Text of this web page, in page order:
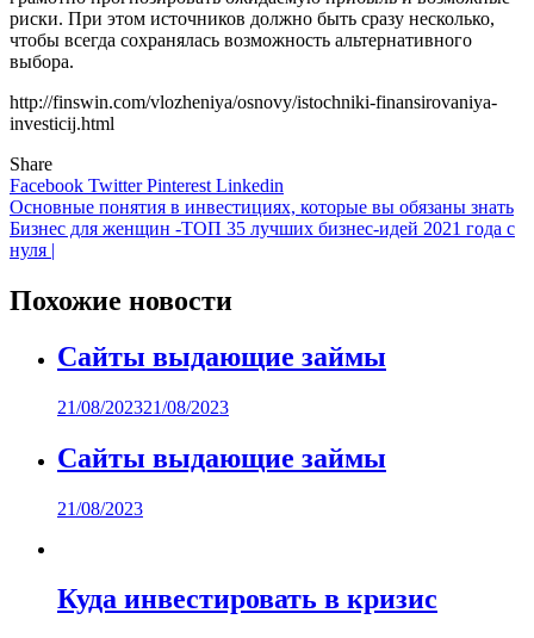
риски. При этом источников должно быть сразу несколько,
чтобы всегда сохранялась возможность альтернативного
выбора.
http://finswin.com/vlozheniya/osnovy/istochniki-finansirovaniya-
investicij.html
Share
Facebook TwitterPinterest Linkedin
Навигация
по
Основные понятия в инвестициях, которые вы обязаны знать
Бизнес для женщин -ТОП 35 лучших бизнес-идей 2021 года с
нуля |
Похожие новости
Сайты выдающие займы
21/08/202321/08/2023
Сайты выдающие займы
21/08/2023
Куда инвестировать в кризис